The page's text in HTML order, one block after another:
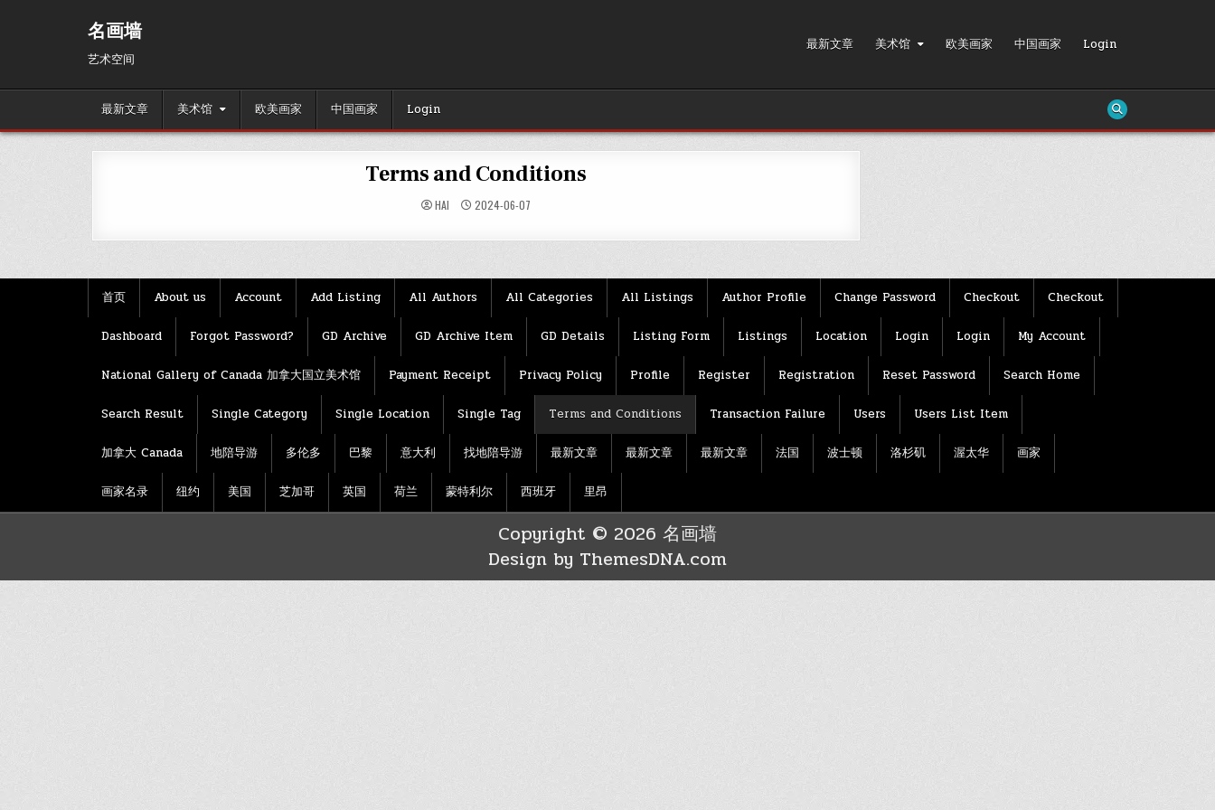
名画墙
艺术空间
最新文章 美术馆 欧美画家 中国画家 Login
最新文章 美术馆 欧美画家 中国画家 Login
Terms and Conditions
HAI 2024-06-07
首页 About us Account Add Listing All Authors All Categories All Listings Author Profile Change Password Checkout Checkout
Dashboard Forgot Password? GD Archive GD Archive Item GD Details Listing Form Listings Location Login Login My Account
National Gallery of Canada 加拿大国立美术馆 Payment Receipt Privacy Policy Profile Register Registration Reset Password Search Home
Search Result Single Category Single Location Single Tag Terms and Conditions Transaction Failure Users Users List Item
加拿大 Canada 地陪导游 多伦多 巴黎 意大利 找地陪导游 最新文章 最新文章 最新文章 法国 波士顿 洛杉矶 渥太华 画家
画家名录 纽约 美国 芝加哥 英国 荷兰 蒙特利尔 西班牙 里昂
Copyright © 2026 名画墙
Design by ThemesDNA.com